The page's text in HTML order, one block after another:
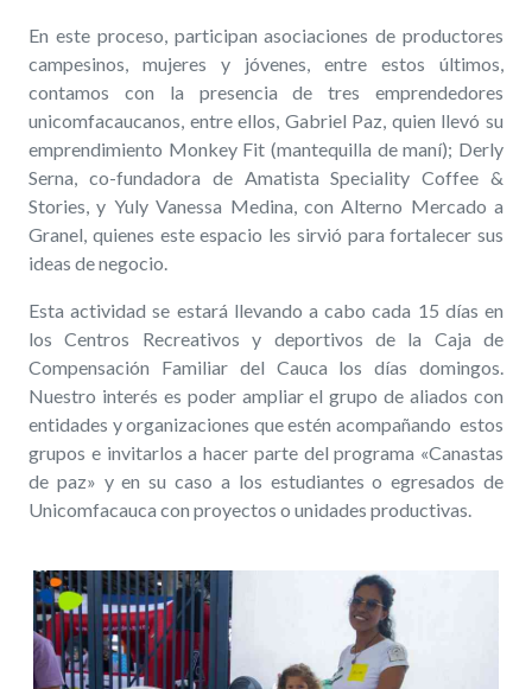
En este proceso, participan asociaciones de productores
campesinos, mujeres y jóvenes, entre estos últimos,
contamos con la presencia de tres emprendedores
unicomfacaucanos, entre ellos, Gabriel Paz, quien llevó su
emprendimiento Monkey Fit (mantequilla de maní); Derly
Serna, co-fundadora de Amatista Speciality Coffee &
Stories, y Yuly Vanessa Medina, con Alterno Mercado a
Granel, quienes este espacio les sirvió para fortalecer sus
ideas de negocio.
Esta actividad se estará llevando a cabo cada 15 días en
los Centros Recreativos y deportivos de la Caja de
Compensación Familiar del Cauca los días domingos.
Nuestro interés es poder ampliar el grupo de aliados con
entidades y organizaciones que estén acompañando estos
grupos e invitarlos a hacer parte del programa «Canastas
de paz» y en su caso a los estudiantes o egresados de
Unicomfacauca con proyectos o unidades productivas.